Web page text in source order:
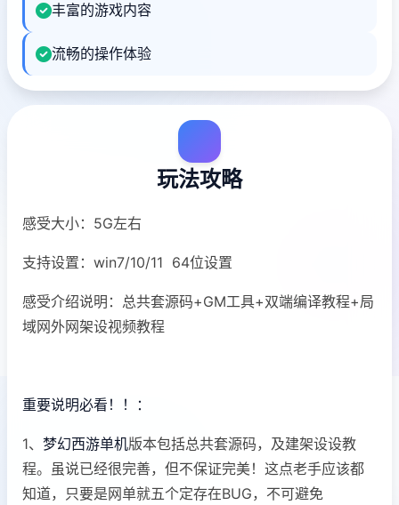
丰富的游戏内容
流畅的操作体验
玩法攻略
感受大小：5G左右
支持设置：win7/10/11 64位设置
感受介绍说明：总共套源码+GM工具+双端编译教程+局
域网外网架设视频教程
重要说明必看！！：
1、 梦幻西游单机版本包括总共套源码，及建架设设教
程。虽说已经很完善，但不保证完美！这点老手应该都
知道，只要是网单就五个定存在BUG，不可避免